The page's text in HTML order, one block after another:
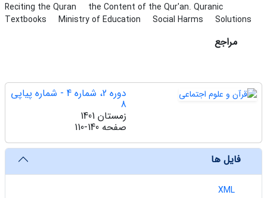
Reciting the Quran
the Content of the Qur'an. Quranic
Textbooks
Ministry of Education Social Harms Solutions
مراجع
دوره 2، شماره 4 - شماره پیاپی
8
زمستان 1401
صفحه 110-140
فایل ها
XML